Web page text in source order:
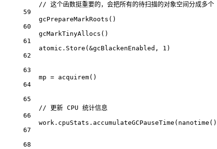
// 这个函数挺重要的，会把所有的待扫描的对象空间分成多
59
gcPrepareMarkRoots ()
60
gcMarkTinyAllocs ()
61
atomic. Store ( &gcBlackenEnabled, 1 )
62
63
mp = acquirem()
64
65
// 更新 CPU 统计信息
66
work.cpuStats. accumulateGCPauseTime ( nanotime ()
67
68